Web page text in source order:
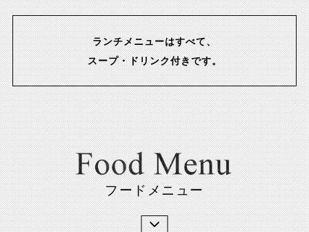
ランチメニューはすべて、
スープ・ドリンク付きです。
フードメニュー